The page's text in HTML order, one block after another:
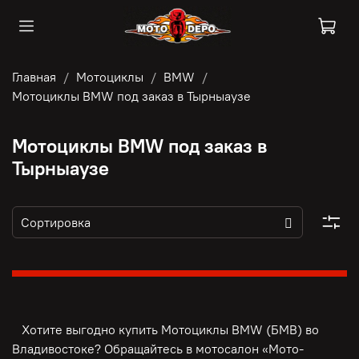
Главная Мотоциклы
BMW
Мотоциклы BMW под заказ в Тырныаузе
Мотоциклы BMW под заказ в
Тырныаузе
Хотите выгодно купить Мотоциклы BMW (БМВ) во
Владивостоке? Обращайтесь в мотосалон «Мото-